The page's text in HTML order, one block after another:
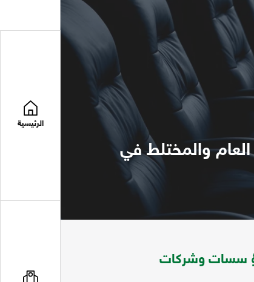
الرئيسية
والمختلط في
لؤ سسات وشركات